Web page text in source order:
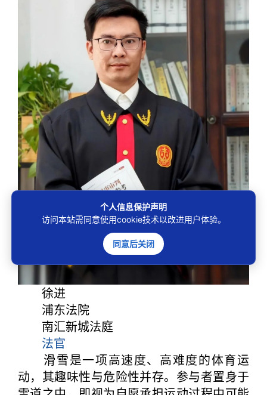
徐进
浦东法院
南汇新城法庭
法官
滑雪是一项高速度、高难度的体育运
动，其趣味性与危险性并存。参与者置身于
个人信息保护声明
访问本站需同意使用cookie技术以改进用户体验。
同意后关闭